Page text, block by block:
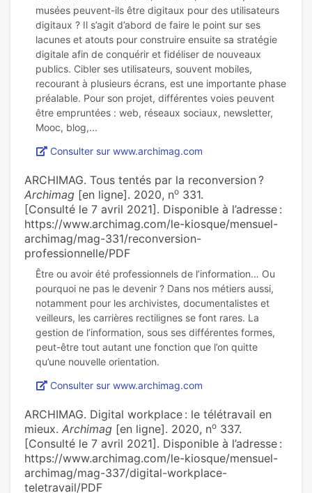
musées peuvent-ils être digitaux pour des utilisateurs
digitaux ? Il s’agit d’abord de faire le point sur ses
lacunes et atouts pour construire ensuite sa stratégie
digitale afin de conquérir et fidéliser de nouveaux
publics. Cibler ses utilisateurs, souvent mobiles,
recourant à plusieurs écrans, est une importante phase
préalable. Pour son projet, différentes voies peuvent
être empruntées : web, réseaux sociaux, newsletter,
Consulter sur www.archimag.com
ARCHIMAG. Tous tentés par la reconversion ?
Archimag [en ligne]. 2020, no 331.
[Consulté le 7 avril 2021]. Disponible à l’adresse :
https://www.archimag.com/le-kiosque/mensuel-
archimag/mag-331/reconversion-
professionnelle/PDF
Être ou avoir été professionnels de l’information… Ou
pourquoi ne pas le devenir ? Dans nos métiers aussi,
notamment pour les archivistes, documentalistes et
veilleurs, les carrières rectilignes se font rares. La
gestion de l’information, sous ses différentes formes,
peut-être tout autant une fonction que l’on quitte
Consulter sur www.archimag.com
ARCHIMAG. Digital workplace : le télétravail en
mieux. Archimag [en ligne]. 2020, no 337.
[Consulté le 7 avril 2021]. Disponible à l’adresse :
https://www.archimag.com/le-kiosque/mensuel-
archimag/mag-337/digital-workplace-
teletravail/PDF